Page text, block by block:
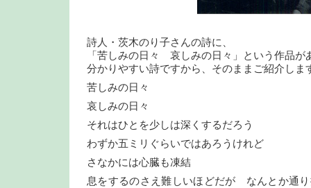
詩人・茨木のり子さんの詩に、
「苦しみの日々 哀しみの日々」という作品が
分かりやすい詩ですから、そのままご紹介しま
苦しみの日々
哀しみの日々
それはひとを少しは深くするだろう
わずか五ミリぐらいではあろうけれど
さなかには心臓も凍結
息をするのさえ難しいほどだが なんとか通